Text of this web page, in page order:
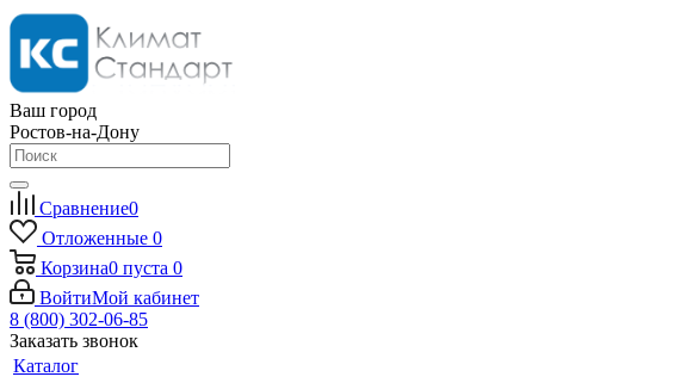
Ваш город
Ростов-на-Дону
Сравнение0
Отложенные 0
Корзина0 пуста 0
ВойтиМой кабинет
8 (800) 302-06-85
Заказать звонок
Каталог